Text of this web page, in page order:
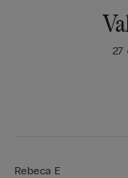
27
Rebeca E